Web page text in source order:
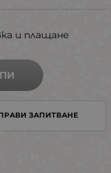
и плащане
ЗАПИТВАНЕ